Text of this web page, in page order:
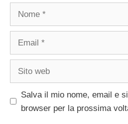
Salva il mio nome, email e
browser per la prossima